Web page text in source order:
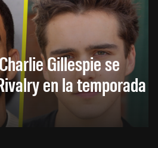
Gillespie se
en la temporada